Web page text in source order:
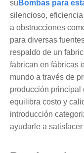
su Bombas para
silencioso,
a obstrucciones
para diversas
respaldo de un
fabrican en fábricas
mundo a través de
producción principal
equilibra costo y
introducción
ayudarle a